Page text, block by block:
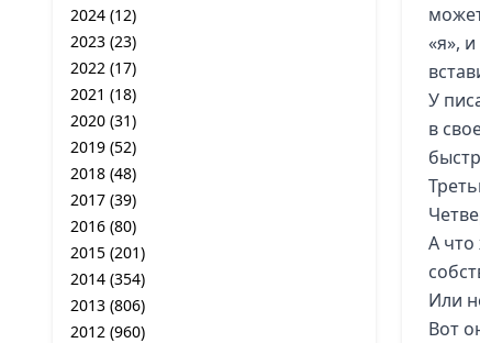
2024 (12)
2023 (23)
2022 (17)
2021 (18)
2020 (31)
2019 (52)
2018 (48)
2017 (39)
2016 (80)
2015 (201)
2014 (354)
2013 (806)
2012 (960)
«я»,
У
в
А что
Или
Вот